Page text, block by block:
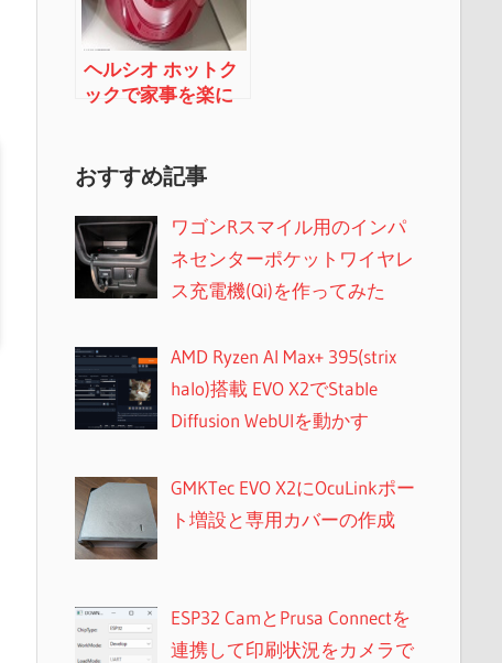
ヘルシオ ホットク
ックで家事を楽に
おすすめ記事
ワゴンRスマイル用のインパ
ネセンターポケットワイヤレ
ス充電機(Qi)を作ってみた
AMD Ryzen AI Max+ 395(strix
halo)搭載 EVO X2でStable
Diffusion WebUIを動かす
GMKTec EVO X2にOcuLinkポー
ト増設と専用カバーの作成
ESP32 CamとPrusa Connectを
連携して印刷状況をカメラで